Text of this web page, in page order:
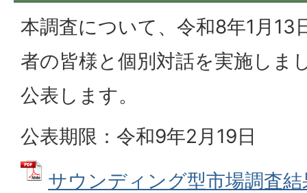
本調査について、令和8年1月13
者の皆様と個別対話を実施しま
公表します。
公表期限：令和9年2月19日
サウンディング型市場調査